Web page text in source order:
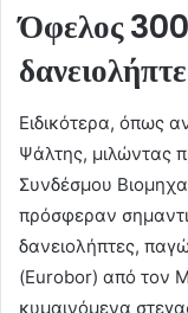
Όφελος 300
Ειδικότερα, όπως
Ψάλτης, μιλώντας
Συνδέσμου
πρόσφεραν
δανειολήπτες,
(Eurobor) από τον
κυμαινόμενα